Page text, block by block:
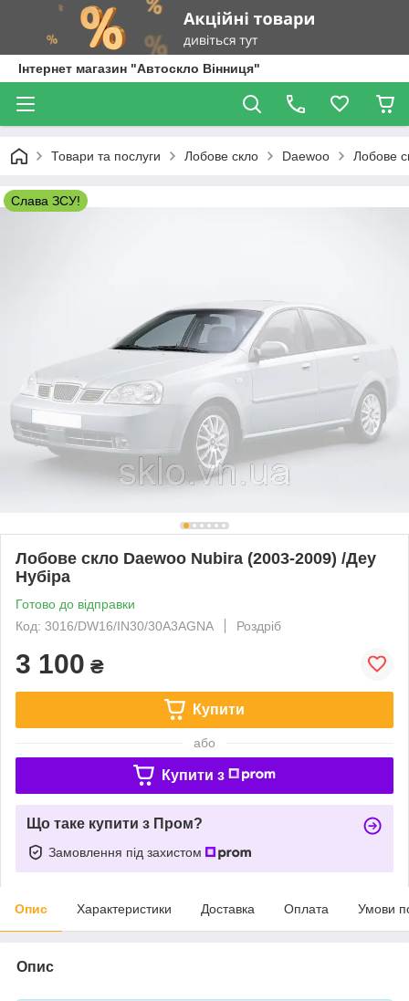
Інтернет магазин "Автоскло Вінниця"
Товари та послуги Лобове скло Daewoo Лобове
Слава ЗСУ!
Лобове скло Daewoo Nubira (2003-2009) /Деу
Нубіра
Готово до відправки
Код: 3016/DW16/IN30/30A3AGNA
Роздріб
3 100 ₴
Купити
або
Купити з
Що таке купити з Пром?
Замовлення під захистом
Опис Характеристики Доставка Оплата Умови
Опис